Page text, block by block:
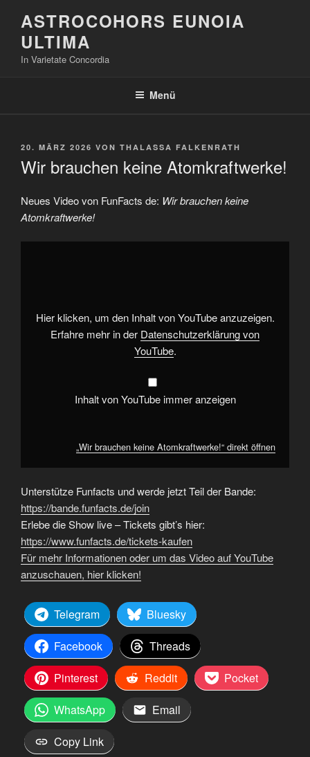
Inhalt
springen
ASTROCOHORS EUNOIA
ULTIMA
In Varietate Concordia
Menü
VERÖFFENTLICHT
20. MÄRZ 2026 VON THALASSA FALKENRATH
Wir brauchen keine Atomkraftwerke!
Neues Video von FunFacts de: Wir brauchen keine
Atomkraftwerke!
„Wir
Hier klicken, um den Inhalt von YouTube anzuzeigen.
Erfahre mehr in der Datenschutzerklärung von
YouTube.
Inhalt von YouTube immer anzeigen
„Wir brauchen keine Atomkraftwerke!“ direkt öffnen
Unterstütze Funfacts und werde jetzt Teil der Bande:
https://bande.funfacts.de/join
Erlebe die Show live – Tickets gibt’s hier:
https://www.funfacts.de/tickets-kaufen
Für mehr Informationen oder um das Video auf YouTube
anzuschauen, hier klicken!
Telegram
Bluesky
Facebook
Threads
Pinterest
Reddit
Pocket
WhatsApp
Email
Copy Link